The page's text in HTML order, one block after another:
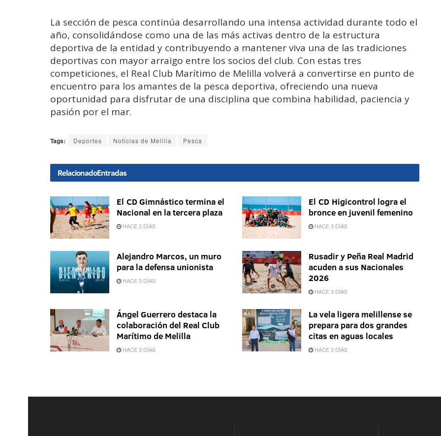
La sección de pesca continúa desarrollando una intensa actividad durante todo el
año, consolidándose como una de las más activas dentro de la estructura
deportiva de la entidad y contribuyendo a mantener viva una de las tradiciones
deportivas con mayor arraigo entre los socios del club. Con estas tres
competiciones, el Real Club Marítimo de Melilla volverá a convertirse en punto de
encuentro para los amantes de la pesca deportiva, ofreciendo una nueva
oportunidad para disfrutar de una disciplina que combina habilidad, paciencia y
pasión por el mar.
Tags: Deportes Noticias de Melilla Pesca
RelacionadoEntradas
El CD Gimnástico termina el
Nacional en la tercera plaza
HACE 2 DÍAS
El CD Higicontrol logra el
bronce en juvenil femenino
HACE 3 DÍAS
Alejandro Marcos, un muro
para la defensa unionista
HACE 3 DÍAS
Rusadir y Peña Real Madrid
acuden a sus Nacionales
2026
HACE 3 DÍAS
Ángel Guerrero destaca la
colaboración del Real Club
Marítimo de Melilla
HACE 3 DÍAS
La vela ligera melillense se
prepara para dos grandes
citas en aguas locales
HACE 3 DÍAS